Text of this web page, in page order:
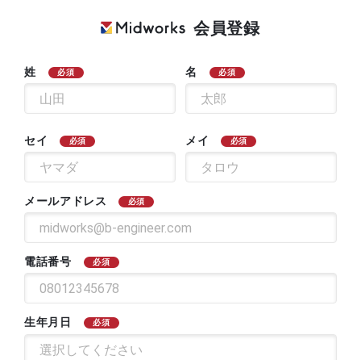
会員登録
姓 必須 名 必須
セイ 必須 メイ 必須
メールアドレス 必須
電話番号 必須
生年月日 必須